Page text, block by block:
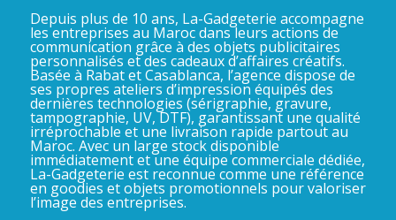
Depuis plus de 10 ans, La-Gadgeterie accompagne
les entreprises au Maroc dans leurs actions de
communication grâce à des objets publicitaires
personnalisés et des cadeaux d’affaires créatifs.
Basée à Rabat et Casablanca, l’agence dispose de
ses propres ateliers d’impression équipés des
dernières technologies (sérigraphie, gravure,
tampographie, UV, DTF), garantissant une qualité
irréprochable et une livraison rapide partout au
Maroc. Avec un large stock disponible
immédiatement et une équipe commerciale dédiée,
La-Gadgeterie est reconnue comme une référence
en goodies et objets promotionnels pour valoriser
l’image des entreprises.